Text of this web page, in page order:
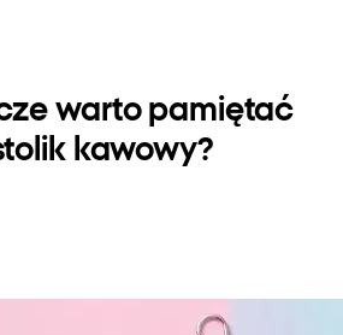
warto pamiętać
kawowy?